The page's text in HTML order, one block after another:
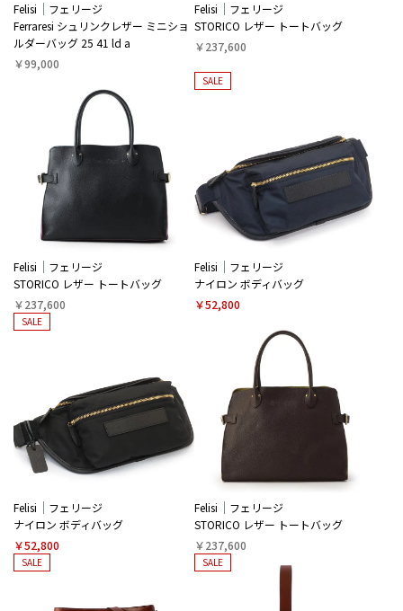
Felisi
フェリージ
Ferraresi シュリンクレザー ミニショ
ルダーバッグ 25 41 ld a
￥99,000
Felisi
フェリージ
STORICO レザー トートバッグ
￥237,600
Felisi
フェリージ
STORICO レザー トートバッグ
￥237,600
SALE
Felisi
フェリージ
ナイロン ボディバッグ
￥52,800
SALE
Felisi
フェリージ
ナイロン ボディバッグ
￥52,800
Felisi
フェリージ
STORICO レザー トートバッグ
￥237,600
SALE SALE